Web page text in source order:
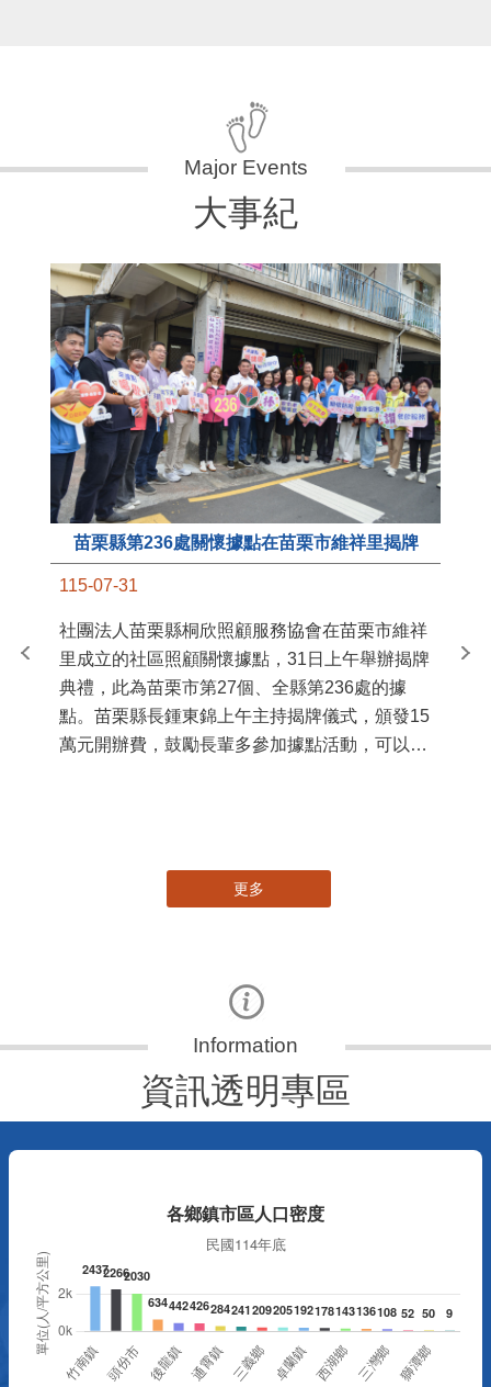
大事紀
苗栗縣第236處關懷據點在苗栗市維祥里揭牌
115-07-31
社團法人苗栗縣桐欣照顧服務協會在苗栗市維祥
里成立的社區照顧關懷據點，31日上午舉辦揭牌
典禮，此為苗栗市第27個、全縣第236處的據
點。苗栗縣長鍾東錦上午主持揭牌儀式，頒發15
萬元開辦費，鼓勵長輩多參加據點活動，可以更
苗
更多
資訊透明專區